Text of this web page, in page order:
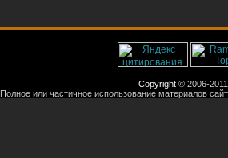
Copyright © 2006-
Полное или частичное использование материалов